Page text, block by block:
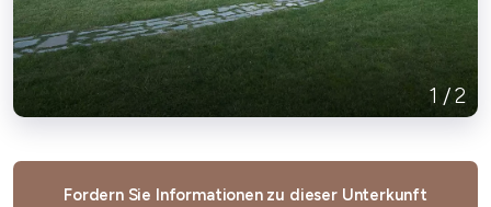
1 /2
Fordern Sie Informationen zu dieser Unterkunft